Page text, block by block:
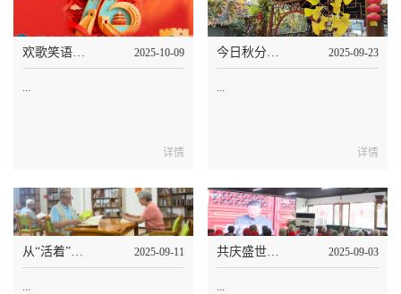
欢歌笑语迎国庆，温情共聚颂祖国，泰和养老共庆双节 2025-10-09
...
详情
今日秋分，老年人秋季该如何养生|泰和养老 2025-09-23
...
详情
2025-09-11
...
2025-09-03
...